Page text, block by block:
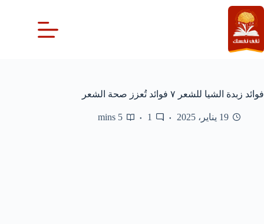
التجاوز
إلى
المحتوى
فوائد زبدة الشيا للشعر ٧ فوائد تُعزز صحة الشعر
19 يناير، 2025 1
5 mins